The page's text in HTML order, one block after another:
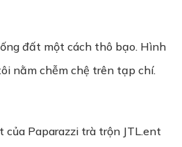
đất một cách thô bạo. Hình
nằm chễm chệ trên tạp chí.
Paparazzi trà trộn JTL.ent